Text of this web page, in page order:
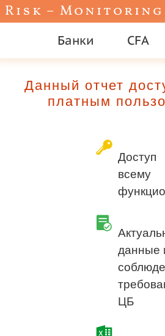
Risk – Monitoring
Банки CFA
Данный отчет
платным
Доступ
всему
данные
ЦБ